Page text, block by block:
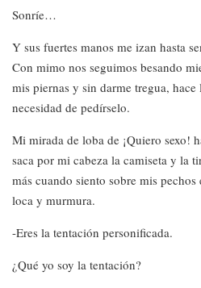
Sonríe…
Y sus fuertes manos me izan hasta
Con mimo nos seguimos besando
mis piernas y sin darme tregua,
necesidad de pedírselo.
Mi mirada de loba de ¡Quiero sexo!
saca por mi cabeza la camiseta y la
más cuando siento sobre mis
loca y murmura.
-Eres la tentación personificada.
¿Qué yo soy la tentación?